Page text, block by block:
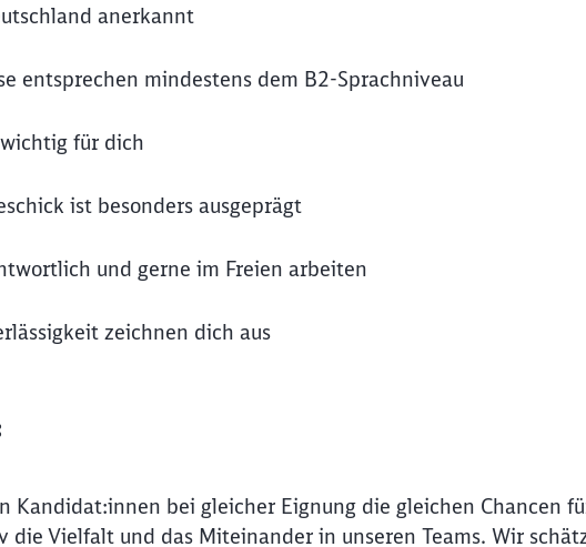
anerkannt
entsprechen mindestens dem B2-Sprachniveau
für dich
ist besonders ausgeprägt
und gerne im Freien arbeiten
zeichnen dich aus
Kandidat:innen bei gleicher Eignung die gleichen Chancen
Vielfalt und das Miteinander in unseren Teams. Wir